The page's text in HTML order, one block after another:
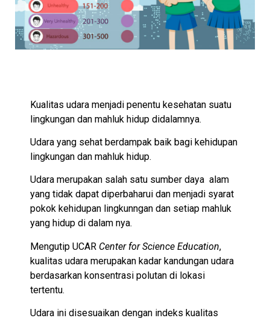
Kualitas udara menjadi penentu kesehatan suatu
lingkungan dan mahluk hidup didalamnya.
Udara yang sehat berdampak baik bagi kehidupan
lingkungan dan mahluk hidup.
Udara merupakan salah satu sumber daya alam
yang tidak dapat diperbaharui dan menjadi syarat
pokok kehidupan lingkunngan dan setiap mahluk
yang hidup di dalam nya.
Mengutip UCAR Center for Science Education,
kualitas udara merupakan kadar kandungan udara
berdasarkan konsentrasi polutan di lokasi
tertentu.
Udara ini disesuaikan dengan indeks kualitas